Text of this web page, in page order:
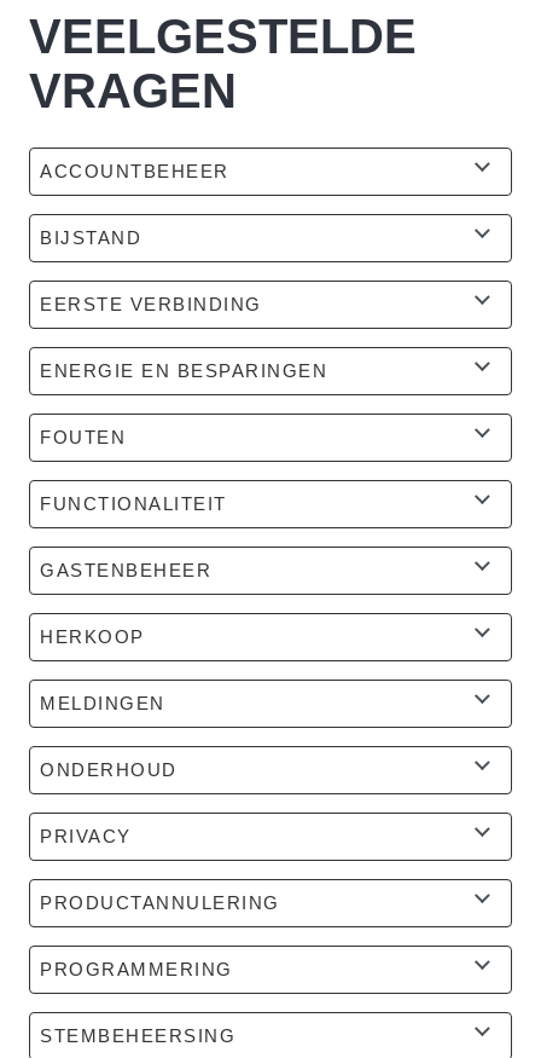
VEELGESTELDE
VRAGEN
ACCOUNTBEHEER
BIJSTAND
EERSTE VERBINDING
ENERGIE EN BESPARINGEN
FOUTEN
FUNCTIONALITEIT
GASTENBEHEER
HERKOOP
MELDINGEN
ONDERHOUD
PRIVACY
PRODUCTANNULERING
PROGRAMMERING
STEMBEHEERSING